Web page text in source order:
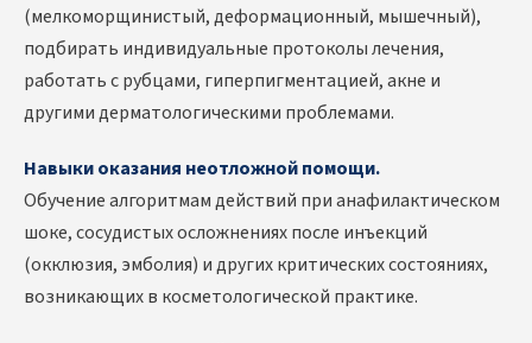
(мелкоморщинистый, деформационный, мышечный),
подбирать индивидуальные протоколы лечения,
работать с рубцами, гиперпигментацией, акне и
другими дерматологическими проблемами.
Навыки оказания неотложной помощи.
Обучение алгоритмам действий при анафилактическом
шоке, сосудистых осложнениях после инъекций
(окклюзия, эмболия) и других критических состояниях,
возникающих в косметологической практике.